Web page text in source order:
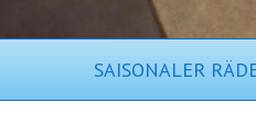
SAISONALER